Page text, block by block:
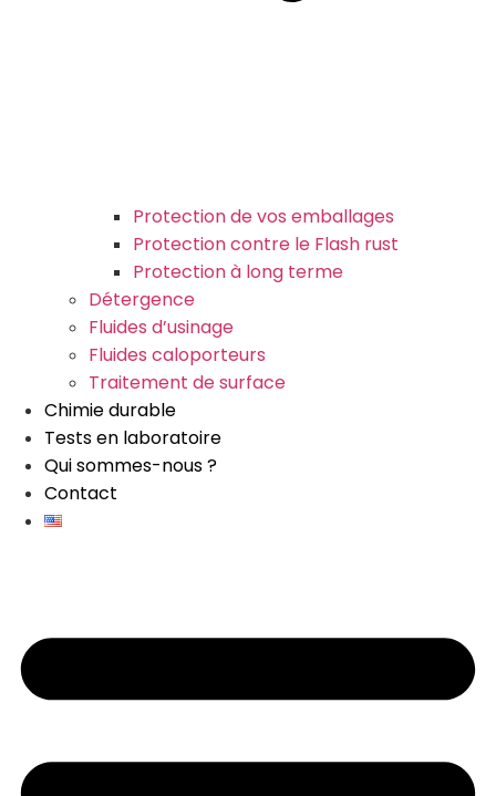
Protection de vos emballages
Protection contre le Flash rust
Protection à long terme
Détergence
Fluides d’usinage
Fluides caloporteurs
Traitement de surface
Chimie durable
Tests en laboratoire
Qui sommes-nous ?
Contact